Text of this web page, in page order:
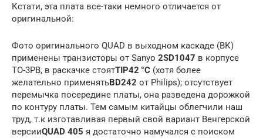
Кстати, эта плата все-таки немного отличается от
оригинальной:
Фото оригинального QUAD в выходном каскаде (ВК)
применены транзисторы от Sanyo 2SD1047 в корпусе
ТО-3РВ, в раскачке стоятTIP42 °C (хотя более
желательно применятьBD242 от Philips); отсутствует
перемычка посередине платы, она разведена дорожкой
по контуру платы. Тем самым китайцы облегчили наш
труд, т.к изготавливая первый свой вариант Венгерской
версииQUAD 405 я достаточно намучался с поиском